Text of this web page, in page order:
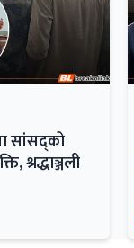
सांसद्को
श्रद्धाञ्जली